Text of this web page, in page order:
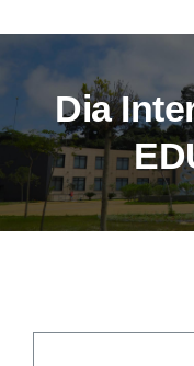
LA UNIVERSIDAD
FORMACIÓN
ADMISIÓN
Dia